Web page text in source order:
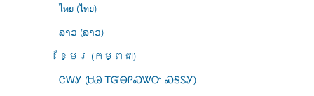
ไทย (ไทย)
ລາວ (ລາວ)
ខ្មែរ (កម្ពុជា)
ᏣᎳᎩ (ᏌᏊ ᎢᏳᎾᎵᏍᏔᏅ ᏍᎦᏚᎩ)